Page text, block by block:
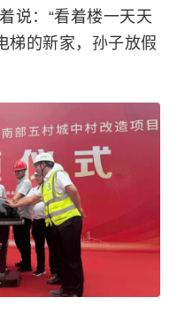
说：“看着楼一天天
梯的新家，孙子放假